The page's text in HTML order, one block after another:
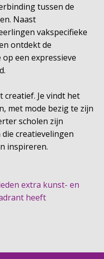
tussen de
Naast
vakspecifieke
ontdekt de
een expressieve
creatief. Je vindt het
met mode bezig te zijn
scholen zijn
creatievelingen
inspireren.
extra kunst- en
heeft